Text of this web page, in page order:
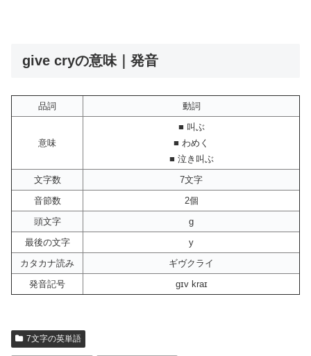
give cryの意味｜発音
品詞 動詞
意味
■ 叫ぶ
■ わめく
■ 泣き叫ぶ
文字数
7文字
音節数
2個
頭文字
g
最後の文字
y
カタカナ読み
ギヴクライ
発音記号
gɪv kraɪ
7文字の英単語